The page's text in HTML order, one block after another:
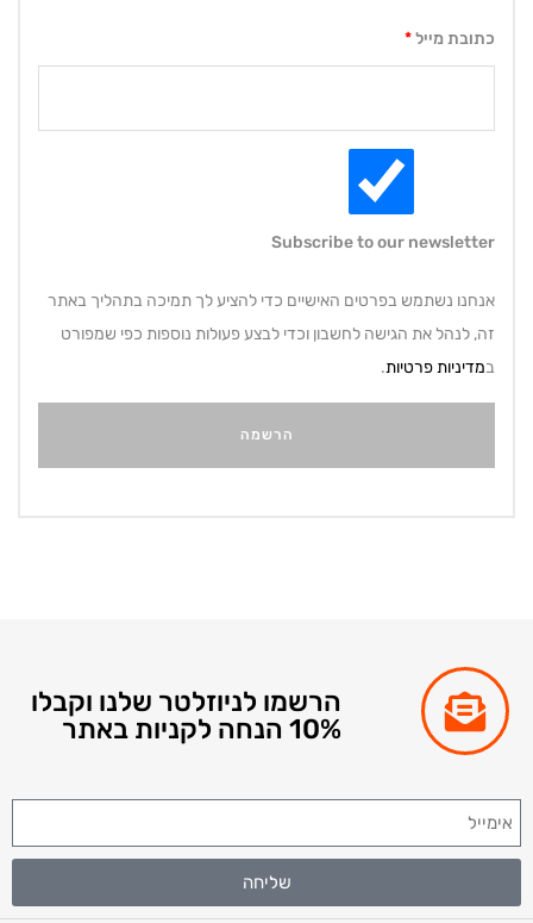
כתובת מייל*
Subscribe to our newsletter
אנחנו נשתמש בפרטים האישיים כדי להציע לך תמיכה בתהליך באתר
זה, לנהל את הגישה לחשבון וכדי לבצע פעולות נוספות כפי שמפורט
במדיניות פרטיות.
הרשמו לניוזלטר שלנו וקבלו
10% הנחה לקניות באתר
שליחה